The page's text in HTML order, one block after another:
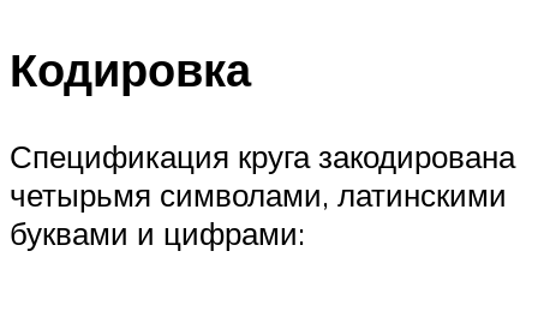
Кодировка
Спецификация круга закодирована
четырьмя символами, латинскими
буквами и цифрами: